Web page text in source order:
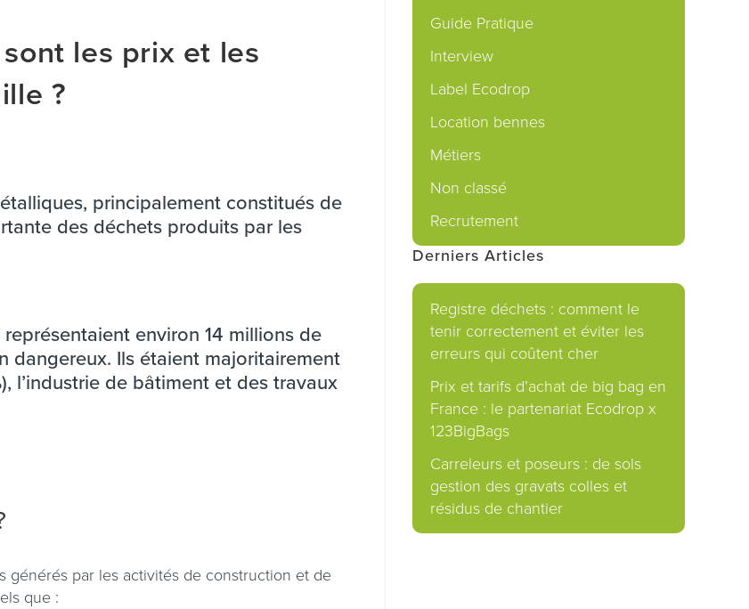
les prix et les
?
principalement constitués de
des déchets produits par les
environ 14 millions de
dangereux. Ils étaient majoritairement
l’industrie de bâtiment et des travaux
générés par les activités de construction et de
que :
Guide Pratique
Interview
Label Ecodrop
Location bennes
Métiers
Non classé
Recrutement
Derniers Articles
Registre déchets : comment le
tenir correctement et éviter les
erreurs qui coûtent cher
Prix et tarifs d’achat de big bag en
France : le partenariat Ecodrop x
123BigBags
Carreleurs et poseurs : de sols
gestion des gravats colles et
résidus de chantier